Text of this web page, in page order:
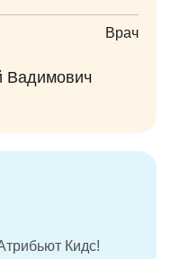
чему поход к
врач,
к детям с
и переживает
без страха и
это очень
Врач
Вадимович
Кидс!